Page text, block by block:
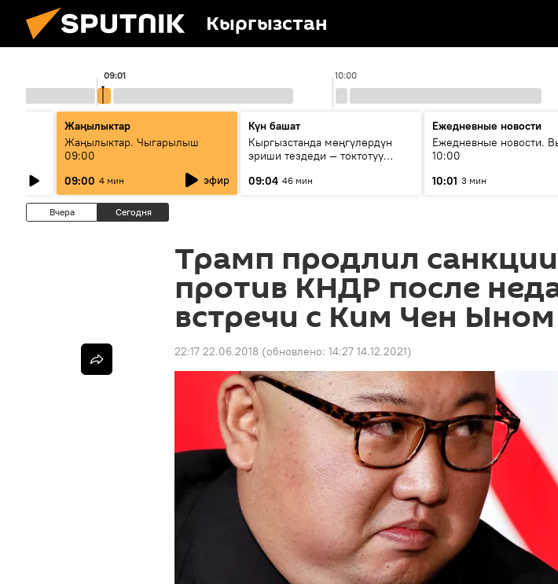
Кыргызстан
10:00
09:01
Жаңылыктар
Жаңылыктар. Чыгарылыш
09:00
09:00 4 мин эфир
Күн башат
Кыргызстанда мөңгүлөрдүн
эриши тездеди — токтотуу
09:04 46 мин
Ежедневные новости
Ежедневные новости.
10:00
10:01 3 мин
Вчера Сегодня
Трамп продлил санкции
против КНДР после
встречи с Ким Чен Ыном
22:17 22.06.2018 (обновлено: 14:27 14.12.2021)